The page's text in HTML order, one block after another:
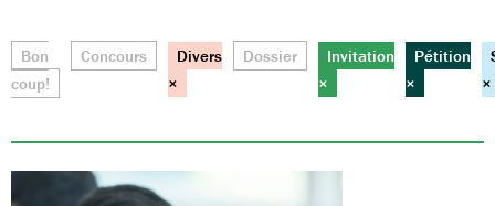
Bon
coup!
Concours
Divers
×
Dossier
Invitation
×
Pétition
×
×